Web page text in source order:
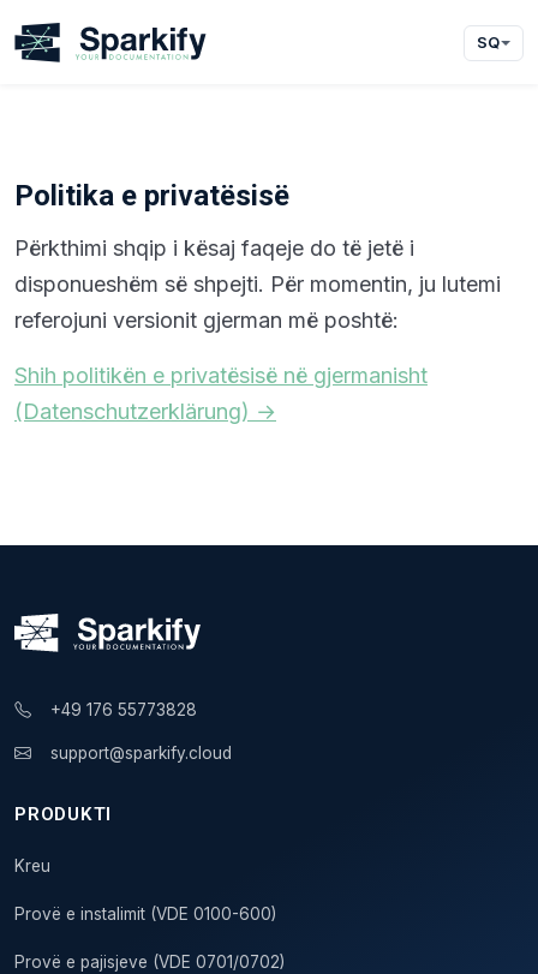
SQ
Politika e privatësisë
Përkthimi shqip i kësaj faqeje do të jetë i
disponueshëm së shpejti. Për momentin, ju lutemi
referojuni versionit gjerman më poshtë:
Shih politikën e privatësisë në gjermanisht
(Datenschutzerklärung) →
+49 176 55773828
support@sparkify.cloud
PRODUKTI
Kreu
Provë e instalimit (VDE 0100-600)
Provë e pajisjeve (VDE 0701/0702)